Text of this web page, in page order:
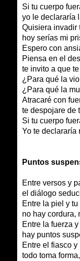
Si tu cuerpo
yo le declararía
Quisiera invadir
hoy serías mi
Espero con
Piensa en el
te invito a que
¿Para qué la
¿Para qué la
Atracaré con
te despojare de
Si tu cuerpo
Yo te declararía
Puntos
Entre versos y
el diálogo
Entre la piel y
no hay
Entre la fuerza
hay puntos
Entre el fiasco
todo toma